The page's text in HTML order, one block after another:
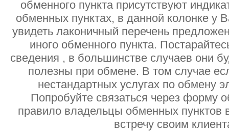
обменного пункта присутствуют
обменных пунктах, в данной колонке у
увидеть лаконичный перечень
иного обменного пункта.
сведения , в большинстве случаев они
полезны при обмене. В том случае
нестандартных услугах по обмену
Попробуйте связаться через форму
правило владельцы обменных пунктов
встречу своим